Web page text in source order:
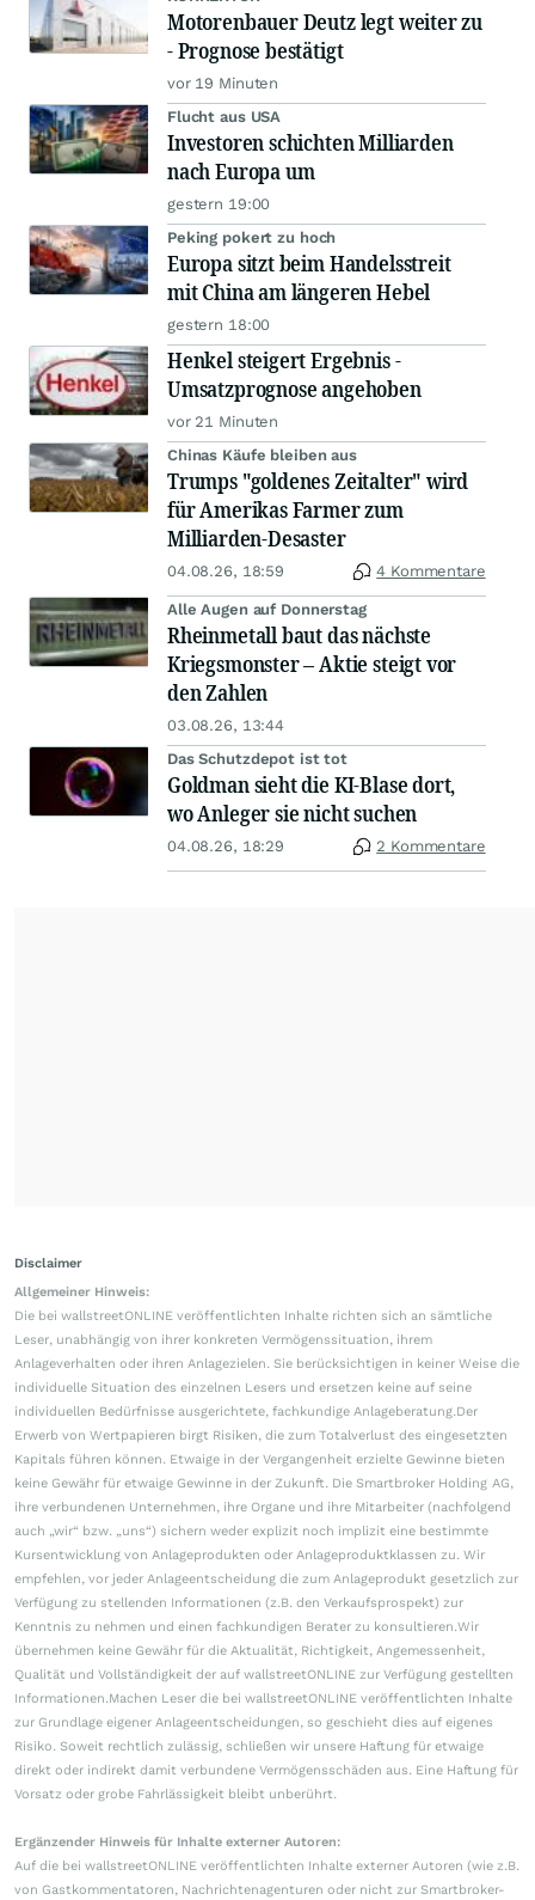
Motorenbauer Deutz legt weiter zu
- Prognose bestätigt
vor 19 Minuten
Flucht aus USA
Investoren schichten Milliarden
nach Europa um
gestern 19:00
Peking pokert zu hoch
Europa sitzt beim Handelsstreit
mit China am längeren Hebel
gestern 18:00
Henkel steigert Ergebnis -
Umsatzprognose angehoben
vor 21 Minuten
Chinas Käufe bleiben aus
Trumps "goldenes Zeitalter" wird
für Amerikas Farmer zum
Milliarden-Desaster
04.08.26, 18:59 4 Kommentare
Alle Augen auf Donnerstag
Rheinmetall baut das nächste
Kriegsmonster – Aktie steigt vor
den Zahlen
03.08.26, 13:44
Das Schutzdepot ist tot
Goldman sieht die KI-Blase dort,
wo Anleger sie nicht suchen
04.08.26, 18:29 2 Kommentare
Disclaimer
Allgemeiner Hinweis:
Die bei wallstreetONLINE veröffentlichten Inhalte richten sich an sämtliche
Leser, unabhängig von ihrer konkreten Vermögenssituation, ihrem
Anlageverhalten oder ihren Anlagezielen. Sie berücksichtigen in keiner Weise die
individuelle Situation des einzelnen Lesers und ersetzen keine auf seine
individuellen Bedürfnisse ausgerichtete, fachkundige Anlageberatung.Der
Erwerb von Wertpapieren birgt Risiken, die zum Totalverlust des eingesetzten
Kapitals führen können. Etwaige in der Vergangenheit erzielte Gewinne bieten
keine Gewähr für etwaige Gewinne in der Zukunft. Die Smartbroker Holding AG,
ihre verbundenen Unternehmen, ihre Organe und ihre Mitarbeiter (nachfolgend
auch „wir“ bzw. „uns“) sichern weder explizit noch implizit eine bestimmte
Kursentwicklung von Anlageprodukten oder Anlageproduktklassen zu. Wir
empfehlen, vor jeder Anlageentscheidung die zum Anlageprodukt gesetzlich zur
Verfügung zu stellenden Informationen (z.B. den Verkaufsprospekt) zur
Kenntnis zu nehmen und einen fachkundigen Berater zu konsultieren.Wir
übernehmen keine Gewähr für die Aktualität, Richtigkeit, Angemessenheit,
Qualität und Vollständigkeit der auf wallstreetONLINE zur Verfügung gestellten
Informationen.Machen Leser die bei wallstreetONLINE veröffentlichten Inhalte
zur Grundlage eigener Anlageentscheidungen, so geschieht dies auf eigenes
Risiko. Soweit rechtlich zulässig, schließen wir unsere Haftung für etwaige
direkt oder indirekt damit verbundene Vermögensschäden aus. Eine Haftung für
Vorsatz oder grobe Fahrlässigkeit bleibt unberührt.
Ergänzender Hinweis für Inhalte externer Autoren:
Auf die bei wallstreetONLINE veröffentlichten Inhalte externer Autoren (wie z.B.
von Gastkommentatoren, Nachrichtenagenturen oder nicht zur Smartbroker-